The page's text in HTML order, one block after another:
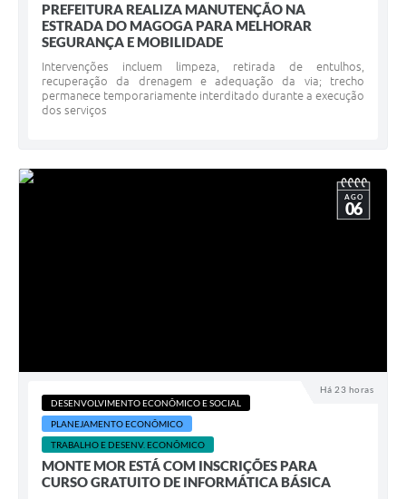
PREFEITURA REALIZA MANUTENÇÃO NA
ESTRADA DO MAGOGA PARA MELHORAR
SEGURANÇA E MOBILIDADE
Intervenções incluem limpeza, retirada de entulhos,
recuperação da drenagem e adequação da via; trecho
permanece temporariamente interditado durante a execução
dos serviços
Há 23 horas
AGO
06
DESENVOLVIMENTO ECONÔMICO E SOCIAL
PLANEJAMENTO ECONÔMICO
TRABALHO E DESENV. ECONÔMICO
MONTE MOR ESTÁ COM INSCRIÇÕES PARA
CURSO GRATUITO DE INFORMÁTICA BÁSICA